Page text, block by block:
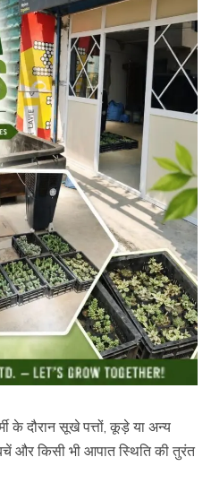
के दौरान सूखे पत्तों, कूड़े या अन्य
और किसी भी आपात स्थिति की तुरंत